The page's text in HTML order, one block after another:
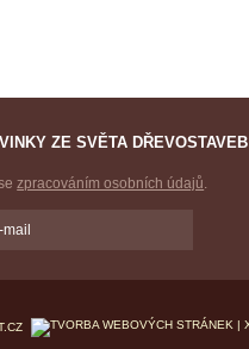
ZE SVĚTA DŘEVOSTAVEB
zpracováním osobních údajů.